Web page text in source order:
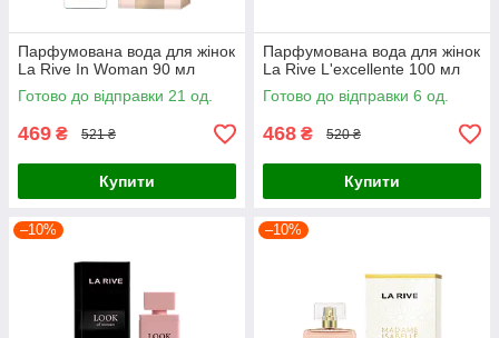
Парфумована вода для жінок
La Rive In Woman 90 мл
Готово до відправки 21 од.
469 ₴ 521 ₴
Купити
Парфумована вода для жінок
La Rive L'excellente 100 мл
Готово до відправки 6 од.
468 ₴ 520 ₴
Купити
–10% –10%